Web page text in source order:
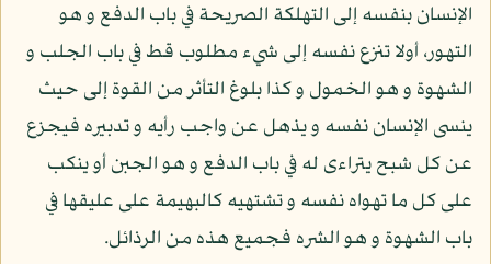
الإنسان بنفسه إلى التهلكة الصريحة في باب الدفع و هو
التهور، أولا تنزع نفسه إلى شيء مطلوب قط في باب الجلب و
الشهوة و هو الخمول و كذا بلوغ التأثر من القوة إلى حيث
ينسى الإنسان نفسه و يذهل عن واجب رأيه و تدبيره فيجزع
عن كل شبح يتراءى له في باب الدفع و هو الجبن أو ينكب
على كل ما تهواه نفسه و تشتهيه كالبهيمة على عليقها في
باب الشهوة و هو الشره فجميع هذه من الرذائل.